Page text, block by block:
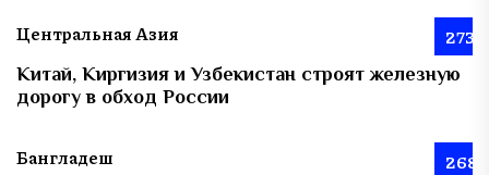
Центральная Азия 273
Китай, Киргизия и Узбекистан строят железную
дорогу в обход России
Бангладеш 268